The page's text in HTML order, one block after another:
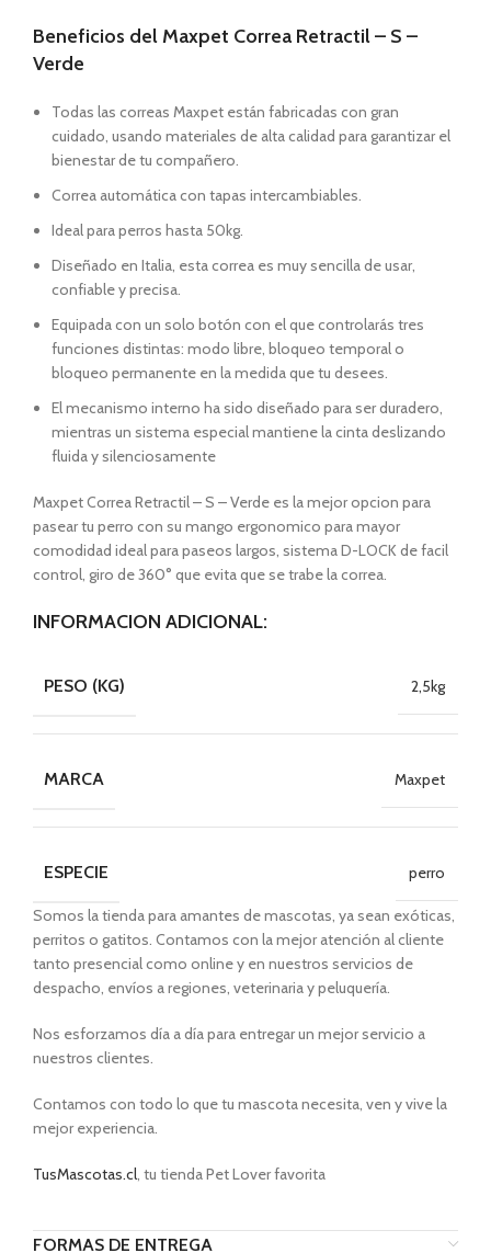
Beneficios del Maxpet Correa Retractil – S –
Verde
Todas las correas Maxpet están fabricadas con gran
cuidado, usando materiales de alta calidad para garantizar el
bienestar de tu compañero.
Correa automática con tapas intercambiables.
Ideal para perros hasta 50kg.
Diseñado en Italia, esta correa es muy sencilla de usar,
confiable y precisa.
Equipada con un solo botón con el que controlarás tres
funciones distintas: modo libre, bloqueo temporal o
bloqueo permanente en la medida que tu desees.
El mecanismo interno ha sido diseñado para ser duradero,
mientras un sistema especial mantiene la cinta deslizando
fluida y silenciosamente
Maxpet Correa Retractil – S – Verde es la mejor opcion para
pasear tu perro con su mango ergonomico para mayor
comodidad ideal para paseos largos, sistema D-LOCK de facil
control, giro de 360° que evita que se trabe la correa.
INFORMACION ADICIONAL:
PESO (KG) 2,5kg
MARCA Maxpet
ESPECIE perro
Somos la tienda para amantes de mascotas, ya sean exóticas,
perritos o gatitos. Contamos con la mejor atención al cliente
tanto presencial como online y en nuestros servicios de
despacho, envíos a regiones, veterinaria y peluquería.
Nos esforzamos día a día para entregar un mejor servicio a
nuestros clientes.
Contamos con todo lo que tu mascota necesita, ven y vive la
mejor experiencia.
TusMascotas.cl, tu tienda Pet Lover favorita
FORMAS DE ENTREGA